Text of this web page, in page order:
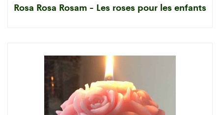
Rosa Rosa Rosam - Les roses pour les enfants